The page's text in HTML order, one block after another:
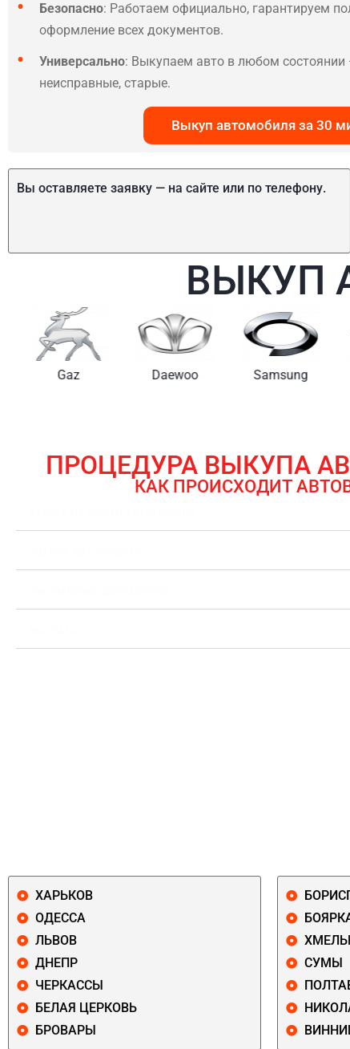
Безопасно: Работаем официально, гарантируем
оформление всех документов.
Универсально: Выкупаем авто в любом
неисправные, старые.
Выкуп автомобиля за 30
Вы оставляете заявку — на сайте или по телефону.
ВЫКУП
Gaz Daewoo Samsung
ПРОЦЕДУРА ВЫКУПА
КАК ПРОИСХОДИТ
ХАРЬКОВ
ОДЕССА
ЛЬВОВ
ДНЕПР
ЧЕРКАССЫ
БЕЛАЯ ЦЕРКОВЬ
БРОВАРЫ
СУМЫ